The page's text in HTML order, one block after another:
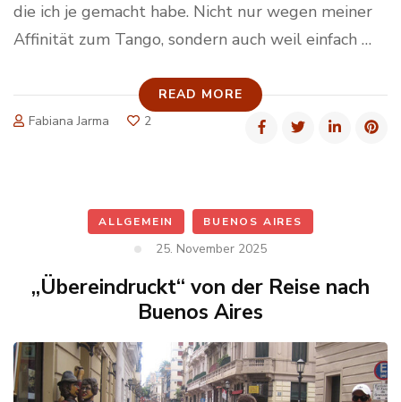
die ich je gemacht habe. Nicht nur wegen meiner
Affinität zum Tango, sondern auch weil einfach …
READ MORE
Fabiana Jarma
2
ALLGEMEIN BUENOS AIRES
25. November 2025
„Übereindruckt“ von der Reise nach
Buenos Aires